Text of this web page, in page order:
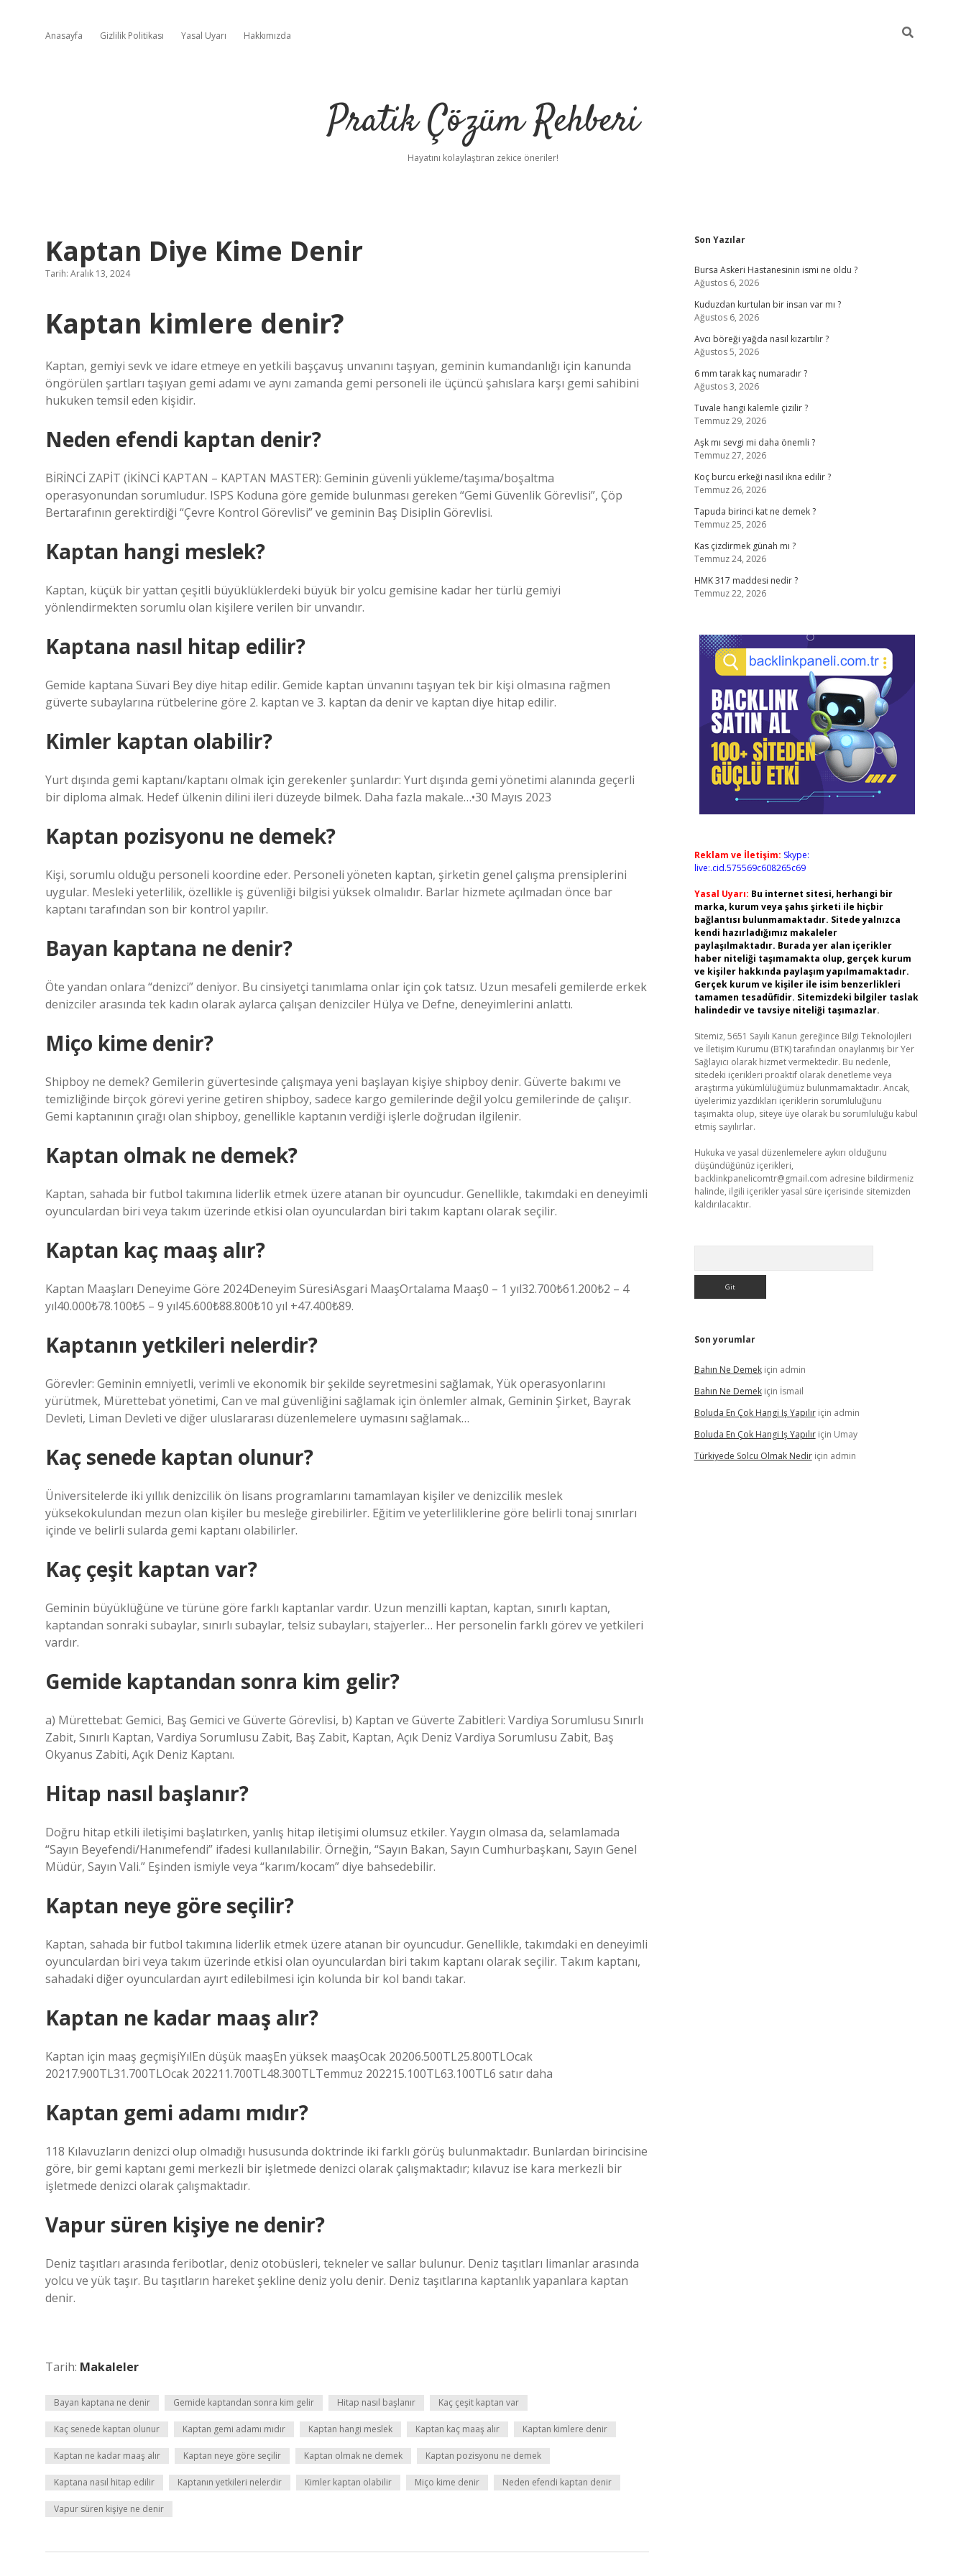
Anasayfa Gizlilik Politikası Yasal Uyarı Hakkımızda
Pratik Çözüm Rehberi
Hayatını kolaylaştıran zekice öneriler!
Kaptan Diye Kime Denir
Tarih: Aralık 13, 2024
Kaptan kimlere denir?
Kaptan, gemiyi sevk ve idare etmeye en yetkili başçavuş unvanını taşıyan, geminin kumandanlığı için kanunda
öngörülen şartları taşıyan gemi adamı ve aynı zamanda gemi personeli ile üçüncü şahıslara karşı gemi sahibini
hukuken temsil eden kişidir.
Neden efendi kaptan denir?
BİRİNCİ ZAPİT (İKİNCİ KAPTAN – KAPTAN MASTER): Geminin güvenli yükleme/taşıma/boşaltma
operasyonundan sorumludur. ISPS Koduna göre gemide bulunması gereken “Gemi Güvenlik Görevlisi”, Çöp
Bertarafının gerektirdiği “Çevre Kontrol Görevlisi” ve geminin Baş Disiplin Görevlisi.
Kaptan hangi meslek?
Kaptan, küçük bir yattan çeşitli büyüklüklerdeki büyük bir yolcu gemisine kadar her türlü gemiyi
yönlendirmekten sorumlu olan kişilere verilen bir unvandır.
Kaptana nasıl hitap edilir?
Gemide kaptana Süvari Bey diye hitap edilir. Gemide kaptan ünvanını taşıyan tek bir kişi olmasına rağmen
güverte subaylarına rütbelerine göre 2. kaptan ve 3. kaptan da denir ve kaptan diye hitap edilir.
Kimler kaptan olabilir?
Yurt dışında gemi kaptanı/kaptanı olmak için gerekenler şunlardır: Yurt dışında gemi yönetimi alanında geçerli
bir diploma almak. Hedef ülkenin dilini ileri düzeyde bilmek. Daha fazla makale…•30 Mayıs 2023
Kaptan pozisyonu ne demek?
Kişi, sorumlu olduğu personeli koordine eder. Personeli yöneten kaptan, şirketin genel çalışma prensiplerini
uygular. Mesleki yeterlilik, özellikle iş güvenliği bilgisi yüksek olmalıdır. Barlar hizmete açılmadan önce bar
kaptanı tarafından son bir kontrol yapılır.
Bayan kaptana ne denir?
Öte yandan onlara “denizci” deniyor. Bu cinsiyetçi tanımlama onlar için çok tatsız. Uzun mesafeli gemilerde erkek
denizciler arasında tek kadın olarak aylarca çalışan denizciler Hülya ve Defne, deneyimlerini anlattı.
Miço kime denir?
Shipboy ne demek? Gemilerin güvertesinde çalışmaya yeni başlayan kişiye shipboy denir. Güverte bakımı ve
temizliğinde birçok görevi yerine getiren shipboy, sadece kargo gemilerinde değil yolcu gemilerinde de çalışır.
Gemi kaptanının çırağı olan shipboy, genellikle kaptanın verdiği işlerle doğrudan ilgilenir.
Kaptan olmak ne demek?
Kaptan, sahada bir futbol takımına liderlik etmek üzere atanan bir oyuncudur. Genellikle, takımdaki en deneyimli
oyunculardan biri veya takım üzerinde etkisi olan oyunculardan biri takım kaptanı olarak seçilir.
Kaptan kaç maaş alır?
Kaptan Maaşları Deneyime Göre 2024Deneyim SüresiAsgari MaaşOrtalama Maaş0 – 1 yıl32.700₺61.200₺2 – 4
yıl40.000₺78.100₺5 – 9 yıl45.600₺88.800₺10 yıl +47.400₺89.
Kaptanın yetkileri nelerdir?
Görevler: Geminin emniyetli, verimli ve ekonomik bir şekilde seyretmesini sağlamak, Yük operasyonlarını
yürütmek, Mürettebat yönetimi, Can ve mal güvenliğini sağlamak için önlemler almak, Geminin Şirket, Bayrak
Devleti, Liman Devleti ve diğer uluslararası düzenlemelere uymasını sağlamak…
Kaç senede kaptan olunur?
Üniversitelerde iki yıllık denizcilik ön lisans programlarını tamamlayan kişiler ve denizcilik meslek
yüksekokulundan mezun olan kişiler bu mesleğe girebilirler. Eğitim ve yeterliliklerine göre belirli tonaj sınırları
içinde ve belirli sularda gemi kaptanı olabilirler.
Kaç çeşit kaptan var?
Geminin büyüklüğüne ve türüne göre farklı kaptanlar vardır. Uzun menzilli kaptan, kaptan, sınırlı kaptan,
kaptandan sonraki subaylar, sınırlı subaylar, telsiz subayları, stajyerler… Her personelin farklı görev ve yetkileri
vardır.
Gemide kaptandan sonra kim gelir?
a) Mürettebat: Gemici, Baş Gemici ve Güverte Görevlisi, b) Kaptan ve Güverte Zabitleri: Vardiya Sorumlusu Sınırlı
Zabit, Sınırlı Kaptan, Vardiya Sorumlusu Zabit, Baş Zabit, Kaptan, Açık Deniz Vardiya Sorumlusu Zabit, Baş
Okyanus Zabiti, Açık Deniz Kaptanı.
Hitap nasıl başlanır?
Doğru hitap etkili iletişimi başlatırken, yanlış hitap iletişimi olumsuz etkiler. Yaygın olmasa da, selamlamada
“Sayın Beyefendi/Hanımefendi” ifadesi kullanılabilir. Örneğin, “Sayın Bakan, Sayın Cumhurbaşkanı, Sayın Genel
Müdür, Sayın Vali.” Eşinden ismiyle veya “karım/kocam” diye bahsedebilir.
Kaptan neye göre seçilir?
Kaptan, sahada bir futbol takımına liderlik etmek üzere atanan bir oyuncudur. Genellikle, takımdaki en deneyimli
oyunculardan biri veya takım üzerinde etkisi olan oyunculardan biri takım kaptanı olarak seçilir. Takım kaptanı,
sahadaki diğer oyunculardan ayırt edilebilmesi için kolunda bir kol bandı takar.
Kaptan ne kadar maaş alır?
Kaptan için maaş geçmişiYılEn düşük maaşEn yüksek maaşOcak 20206.500TL25.800TLOcak
20217.900TL31.700TLOcak 202211.700TL48.300TLTemmuz 202215.100TL63.100TL6 satır daha
Kaptan gemi adamı mıdır?
118 Kılavuzların denizci olup olmadığı hususunda doktrinde iki farklı görüş bulunmaktadır. Bunlardan birincisine
göre, bir gemi kaptanı gemi merkezli bir işletmede denizci olarak çalışmaktadır; kılavuz ise kara merkezli bir
işletmede denizci olarak çalışmaktadır.
Vapur süren kişiye ne denir?
Deniz taşıtları arasında feribotlar, deniz otobüsleri, tekneler ve sallar bulunur. Deniz taşıtları limanlar arasında
yolcu ve yük taşır. Bu taşıtların hareket şekline deniz yolu denir. Deniz taşıtlarına kaptanlık yapanlara kaptan
denir.
Tarih: Makaleler
Bayan kaptana ne denir Gemide kaptandan sonra kim gelir Hitap nasıl başlanır Kaç çeşit kaptan var
Kaç senede kaptan olunur Kaptan gemi adamı mıdır Kaptan hangi meslek Kaptan kaç maaş alır Kaptan kimlere denir
Kaptan ne kadar maaş alır Kaptan neye göre seçilir Kaptan olmak ne demek Kaptan pozisyonu ne demek
Kaptana nasıl hitap edilir Kaptanın yetkileri nelerdir Kimler kaptan olabilir Miço kime denir Neden efendi kaptan denir
Vapur süren kişiye ne denir
Sidebar
Son Yazılar
Bursa Askeri Hastanesinin ismi ne oldu ?
Ağustos 6, 2026
Kuduzdan kurtulan bir insan var mı ?
Ağustos 6, 2026
Avcı böreği yağda nasıl kızartılır ?
Ağustos 5, 2026
6 mm tarak kaç numaradır ?
Ağustos 3, 2026
Tuvale hangi kalemle çizilir ?
Temmuz 29, 2026
Aşk mı sevgi mi daha önemli ?
Temmuz 27, 2026
Koç burcu erkeği nasıl ikna edilir ?
Temmuz 26, 2026
Tapuda birinci kat ne demek ?
Temmuz 25, 2026
Kas çizdirmek günah mı ?
Temmuz 24, 2026
HMK 317 maddesi nedir ?
Temmuz 22, 2026
Reklam ve İletişim: Skype:
live:.cid.575569c608265c69
Yasal Uyarı: Bu internet sitesi, herhangi bir
marka, kurum veya şahıs şirketi ile hiçbir
bağlantısı bulunmamaktadır. Sitede yalnızca
kendi hazırladığımız makaleler
paylaşılmaktadır. Burada yer alan içerikler
haber niteliği taşımamakta olup, gerçek kurum
ve kişiler hakkında paylaşım yapılmamaktadır.
Gerçek kurum ve kişiler ile isim benzerlikleri
tamamen tesadüfidir. Sitemizdeki bilgiler taslak
halindedir ve tavsiye niteliği taşımazlar.
Sitemiz, 5651 Sayılı Kanun gereğince Bilgi Teknolojileri
ve İletişim Kurumu (BTK) tarafından onaylanmış bir Yer
Sağlayıcı olarak hizmet vermektedir. Bu nedenle,
sitedeki içerikleri proaktif olarak denetleme veya
araştırma yükümlülüğümüz bulunmamaktadır. Ancak,
üyelerimiz yazdıkları içeriklerin sorumluluğunu
taşımakta olup, siteye üye olarak bu sorumluluğu kabul
etmiş sayılırlar.
Hukuka ve yasal düzenlemelere aykırı olduğunu
düşündüğünüz içerikleri,
backlinkpanelicomtr@gmail.com adresine bildirmeniz
halinde, ilgili içerikler yasal süre içerisinde sitemizden
kaldırılacaktır.
Son yorumlar
Bahın Ne Demekiçin admin
Bahın Ne Demekiçin İsmail
Boluda En Çok Hangi Iş Yapılıriçin admin
Boluda En Çok Hangi Iş Yapılıriçin Umay
Türkiyede Solcu Olmak Nediriçin admin